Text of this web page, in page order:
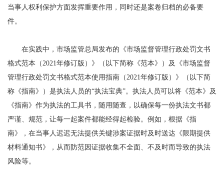
当事人权利保护方面发挥重要作用，同时还是案卷归档的必备要
件。
在实践中，市场监管总局发布的《市场监督管理行政处罚文书
格式范本（2021年修订版）》（以下简称《范本》）及《市场监督
管理行政处罚文书格式范本使用指南（2021年修订版）》（以下简
称《指南》）是执法人员的“执法宝典”。执法人员可以将《范本》及
《指南》作为执法的工具书，随用随查，以确保每一份执法文书都
严谨、规范，让每一起案件都能经得起检验。例如，根据《指
南》，在当事人迟迟无法提供关键涉案证据时及时送达《限期提供
材料通知书》，从而防范因证据收集不全面、不及时而导致的执法
风险等。